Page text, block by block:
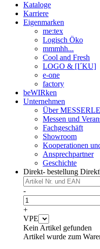
Kataloge
Karriere
Eigenmarken
me:tex
Logisch Öko
mmmhh...
Cool and Fresh
LOGO & [I´KU]
e-one
factory
beWIRken
Unternehmen
Über MESSERLE
Messen und
Fachgeschäft
Showroom
Kooperationen
Ansprechpartner
Geschichte
Direkt- bestellung
-
+
VPE
Kein Artikel gefunden
Artikel wurde zum